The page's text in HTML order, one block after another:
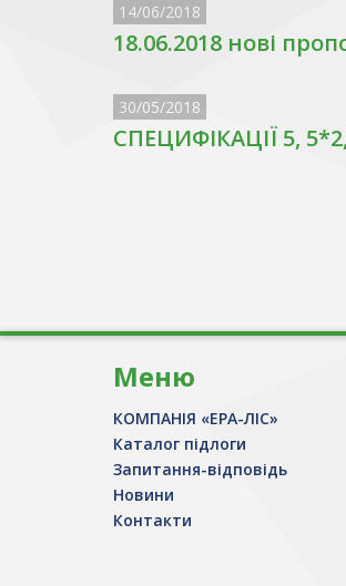
14/06/2018
18.06.2018 нові
30/05/2018
СПЕЦИФІКАЦІЇ 5,
Меню
КОМПАНІЯ «ЕРА-ЛІС»
Каталог підлоги
Запитання-відповідь
Новини
Контакти